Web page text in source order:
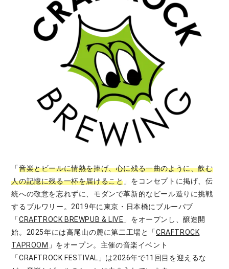
「音楽とビールに情熱を捧げ、心に残る一曲のように、飲む
人の記憶に残る一杯を届けること 」をコンセプトに掲げ、伝
統への敬意を忘れずに、モダンで革新的なビール造りに挑戦
するブルワリー。2019年に東京・日本橋にブルーパブ
「CRAFTROCK BREWPUB & LIVE 」をオープンし、醸造開
始。2025年には高尾山の麓に第二工場と「CRAFTROCK
TAPROOM 」をオープン。主催の音楽イベント
「CRAFTROCK FESTIVAL」は2026年で11回目を迎えるな